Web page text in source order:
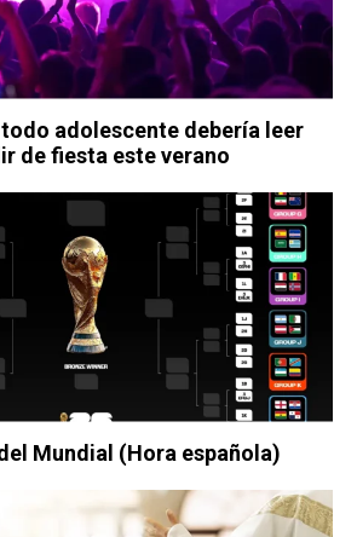
adolescente debería leer
de fiesta este verano
Mundial (Hora española)